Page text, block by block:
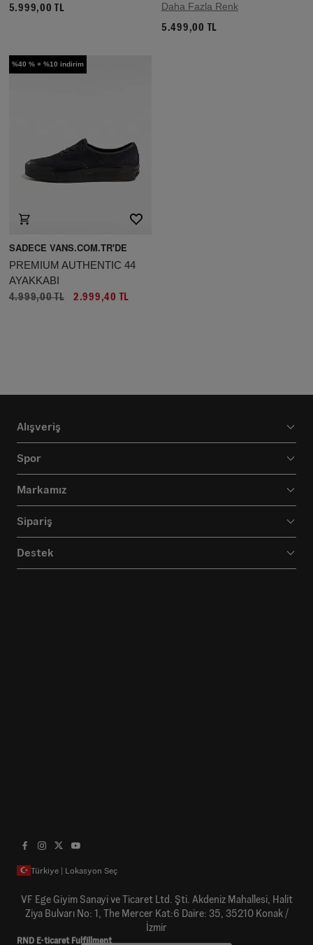
5.999,00 TL Daha Fazla Renk
5.499,00 TL
%40 % + %10 indirim
SADECE VANS.COM.TR'DE
PREMIUM AUTHENTIC 44
AYAKKABI
4.999,00 TL 2.999,40 TL
Alışveriş
Spor
Markamız
Sipariş
Destek
Türkiye | Lokasyon Seç
VF Ege Giyim Sanayi ve Ticaret Ltd. Şti. Akdeniz Mahallesi, Halit
Ziya Bulvarı No: 1, The Mercer Kat:6 Daire: 35, 35210 Konak /
İzmir
RND E-ticaret Fulfillment